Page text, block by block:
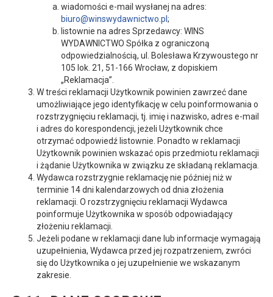
wiadomości e-mail wysłanej na adres:
biuro@winswydawnictwo.pl ;
listownie na adres Sprzedawcy: WINS
WYDAWNICTWO Spółka z ograniczoną
odpowiedzialnością, ul. Bolesława Krzywoustego nr
105 lok. 21, 51-166 Wrocław, z dopiskiem
„Reklamacja”.
W treści reklamacji Użytkownik powinien zawrzeć dane
umożliwiające jego identyfikację w celu poinformowania o
rozstrzygnięciu reklamacji, tj. imię i nazwisko, adres e-mail
i adres do korespondencji, jeżeli Użytkownik chce
otrzymać odpowiedź listownie. Ponadto w reklamacji
Użytkownik powinien wskazać opis przedmiotu reklamacji
i żądanie Użytkownika w związku ze składaną reklamacja.
Wydawca rozstrzygnie reklamację nie później niż w
terminie 14 dni kalendarzowych od dnia złożenia
reklamacji. O rozstrzygnięciu reklamacji Wydawca
poinformuje Użytkownika w sposób odpowiadający
złożeniu reklamacji.
Jeżeli podane w reklamacji dane lub informacje wymagają
uzupełnienia, Wydawca przed jej rozpatrzeniem, zwróci
się do Użytkownika o jej uzupełnienie we wskazanym
zakresie.